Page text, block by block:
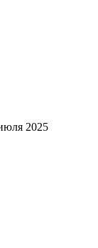
2025